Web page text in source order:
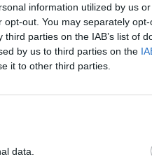
information utilized by us
out. You may separately
parties on the IAB’s list of
by us to third parties on the
it to other third parties.
data.
Paramore